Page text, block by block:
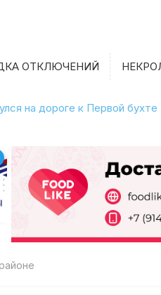
ОТКЛЮЧЕНИЙ
на дороге к Первой бухте